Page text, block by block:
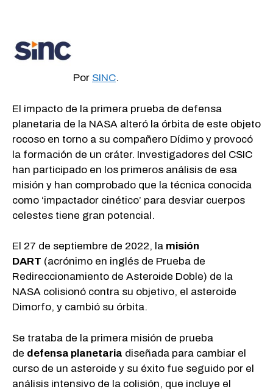
Por SINC.
El impacto de la primera prueba de defensa
planetaria de la NASA alteró la órbita de este objeto
rocoso en torno a su compañero Dídimo y provocó
la formación de un cráter. Investigadores del CSIC
han participado en los primeros análisis de esa
misión y han comprobado que la técnica conocida
como ‘impactador cinético’ para desviar cuerpos
celestes tiene gran potencial.
El 27 de septiembre de 2022, la misión
DART (acrónimo en inglés de Prueba de
Redireccionamiento de Asteroide Doble) de la
NASA colisionó contra su objetivo, el asteroide
Dimorfo, y cambió su órbita.
Se trataba de la primera misión de prueba
de defensa planetaria diseñada para cambiar el
curso de un asteroide y su éxito fue seguido por el
análisis intensivo de la colisión, que incluye el